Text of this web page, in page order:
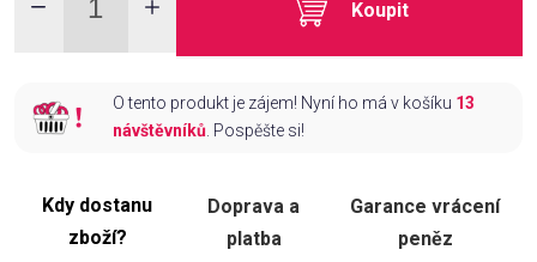
Koupit
O tento produkt je zájem! Nyní ho má v košíku 13
návštěvníků. Pospěšte si!
Kdy dostanu
zboží?
Doprava a
platba
Garance vrácení
peněz